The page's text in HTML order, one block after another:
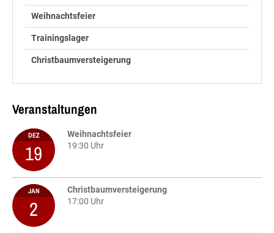
Weihnachtsfeier
Trainingslager
Christbaumversteigerung
Veranstaltungen
DEZ
19
Weihnachtsfeier
19:30 Uhr
JAN
2
Christbaumversteigerung
17:00 Uhr